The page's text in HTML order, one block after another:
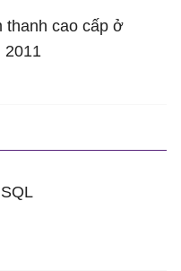
thanh cao cấp ở
2011